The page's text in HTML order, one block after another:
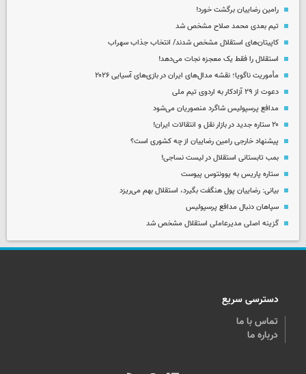
رامین رضاییان برگشت خورد!
تیم بعدی محمد صلاح مشخص شد
کاپیتان‌های استقلال مشخص شدند/ انتخاب جذاب سهراب
استقلال را فقط یک معجزه نجات می‌دهد!
مأموریت ناگویا؛ نقشه مدال‌های ایران در بازی‌های آسیایی ۲۰۲۶
دعوت از ۲۹ آزادکار به اردوی تیم ملی
مدافع پرسپولیس شاگرد منصوریان می‌شود
۲۰ ستاره جدید در بازار نقل و انتقالات ایران!
پیشنهاد خارجی رامین رضاییان از چه کشوری است؟
بمب تابستانی استقلال در لیست نساجی!
ستاره پاریس به یوونتوس پیوست
بیانی: رضاییان پول هنگفت بگیرد، استقلال بهم می‌ریزد
سپاهان دنبال مدافع پرسپولیس
گزینه اصلی مدیرعاملی استقلال مشخص شد
دسترسی سریع
تماس با ما
درباره ما